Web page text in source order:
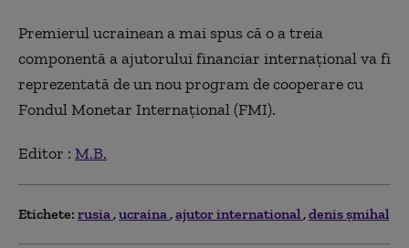
Premierul ucrainean a mai spus că o a treia
componentă a ajutorului financiar internaţional va fi
reprezentată de un nou program de cooperare cu
Fondul Monetar Internaţional (FMI).
Editor : M.B.
Etichete: rusia ucraina ajutor international denis șmihal